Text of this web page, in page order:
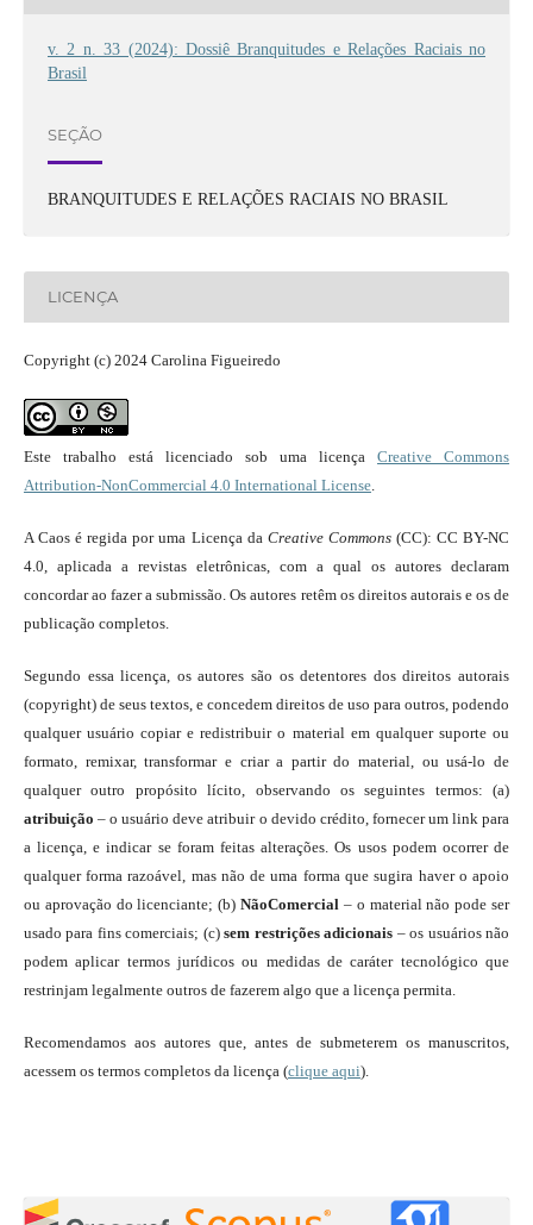
v. 2 n. 33 (2024): Dossiê Branquitudes e Relações Raciais no
Brasil
SEÇÃO
BRANQUITUDES E RELAÇÕES RACIAIS NO BRASIL
LICENÇA
Copyright (c) 2024 Carolina Figueiredo
Este trabalho está licenciado sob uma licençaCreative Commons
Attribution-NonCommercial 4.0 International License.
A Caos é regida por uma Licença da Creative Commons(CC): CC BY-NC
4.0, aplicada a revistas eletrônicas, com a qual os autores declaram
concordar ao fazer a submissão. Os autores retêm os direitos autorais e os de
publicação completos.
Segundo essa licença, os autores são os detentores dos direitos autorais
(copyright) de seus textos, e concedem direitos de uso para outros, podendo
qualquer usuário copiar e redistribuir o material em qualquer suporte ou
formato, remixar, transformar e criar a partir do material, ou usá-lo de
qualquer outro propósito lícito, observando os seguintes termos: (a)
atribuição – o usuário deve atribuir o devido crédito, fornecer um link para
a licença, e indicar se foram feitas alterações. Os usos podem ocorrer de
qualquer forma razoável, mas não de uma forma que sugira haver o apoio
ou aprovação do licenciante; (b)NãoComercial – o material não pode ser
usado para fins comerciais; (c)sem restrições adicionais – os usuários não
podem aplicar termos jurídicos ou medidas de caráter tecnológico que
restrinjam legalmente outros de fazerem algo que a licença permita.
Recomendamos aos autores que, antes de submeterem os manuscritos,
acessem os termos completos da licença (clique aqui).